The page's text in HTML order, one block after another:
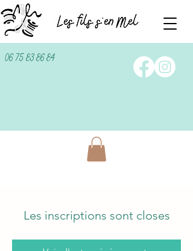
06 75 83 86 84
Les inscriptions sont closes